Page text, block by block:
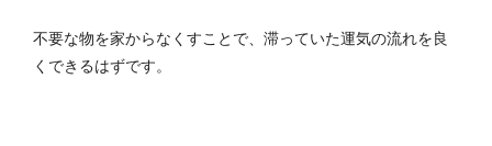
不要な物を家からなくすことで、滞っていた運気の流れを良
くできるはずです。